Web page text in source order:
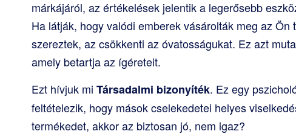
márkájáról, az értékelések jelentik a legerősebb
Ha látják, hogy valódi emberek vásárolták meg az
szereztek, az csökkenti az óvatosságukat. Ez azt
amely betartja az ígéreteit.
Ezt hívjuk mi Társadalmi bizonyíték. Ez egy
feltételezik, hogy mások cselekedetei helyes
termékedet, akkor az biztosan jó, nem igaz?